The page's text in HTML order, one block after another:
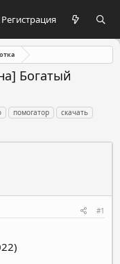
Регистрация
Богатый
помогатор
скачать
#1